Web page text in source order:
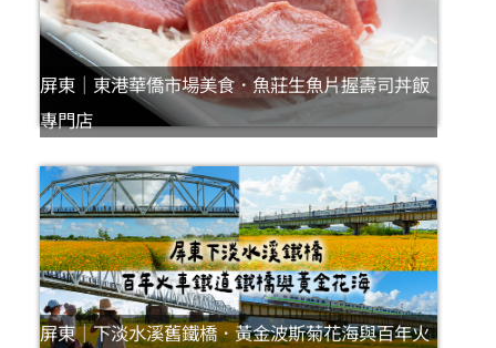
屏東｜東港華僑市場美食．魚莊生魚片握壽司丼飯
專門店
屏東｜下淡水溪舊鐵橋．黃金波斯菊花海與百年火